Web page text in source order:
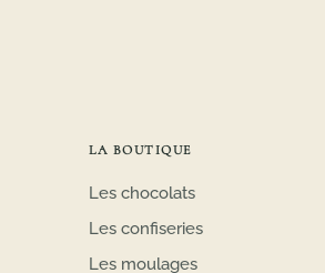
LA BOUTIQUE
Les chocolats
Les confiseries
Les moulages